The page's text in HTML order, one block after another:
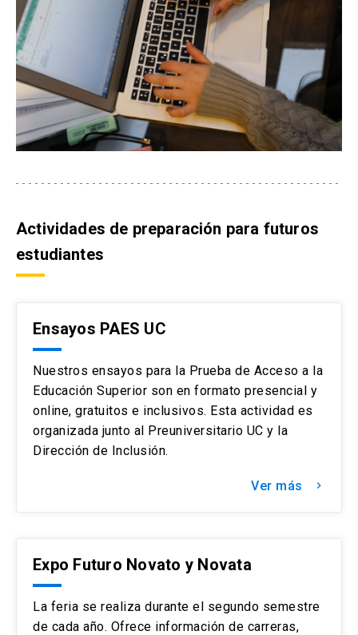
Actividades de preparación para futuros
estudiantes
Ensayos PAES UC
Nuestros ensayos para la Prueba de Acceso a la
Educación Superior son en formato presencial y
online, gratuitos e inclusivos. Esta actividad es
organizada junto al Preuniversitario UC y la
Dirección de Inclusión.
Ver más keyboard_arrow_right
Expo Futuro Novato y Novata
La feria se realiza durante el segundo semestre
de cada año. Ofrece información de carreras,